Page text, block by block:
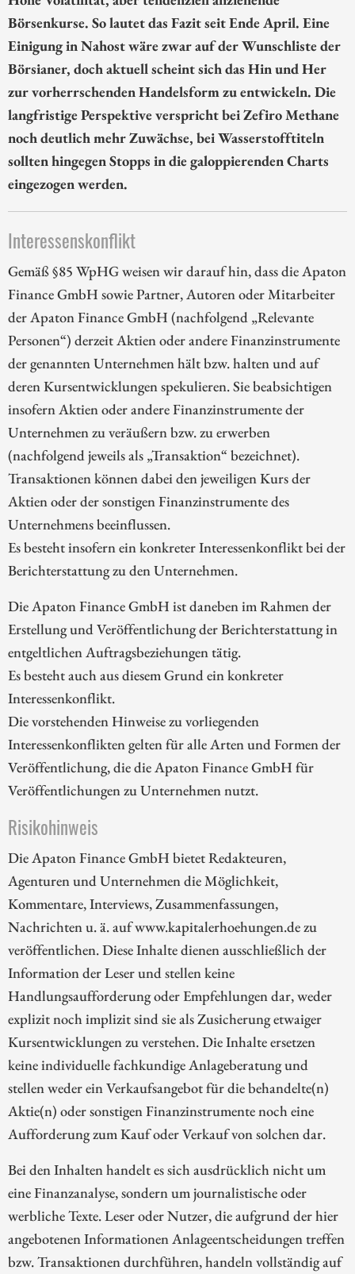
Börsenkurse. So lautet das Fazit seit Ende April. Eine
Einigung in Nahost wäre zwar auf der Wunschliste der
Börsianer, doch aktuell scheint sich das Hin und Her
zur vorherrschenden Handelsform zu entwickeln. Die
langfristige Perspektive verspricht bei Zefiro Methane
noch deutlich mehr Zuwächse, bei Wasserstofftiteln
sollten hingegen Stopps in die galoppierenden Charts
eingezogen werden.
Interessenskonflikt
Gemäß §85 WpHG weisen wir darauf hin, dass die Apaton
Finance GmbH sowie Partner, Autoren oder Mitarbeiter
der Apaton Finance GmbH (nachfolgend „Relevante
Personen“) derzeit Aktien oder andere Finanzinstrumente
der genannten Unternehmen hält bzw. halten und auf
deren Kursentwicklungen spekulieren. Sie beabsichtigen
insofern Aktien oder andere Finanzinstrumente der
Unternehmen zu veräußern bzw. zu erwerben
(nachfolgend jeweils als „Transaktion“ bezeichnet).
Transaktionen können dabei den jeweiligen Kurs der
Aktien oder der sonstigen Finanzinstrumente des
Unternehmens beeinflussen.
Es besteht insofern ein konkreter Interessenkonflikt bei der
Berichterstattung zu den Unternehmen.
Die Apaton Finance GmbH ist daneben im Rahmen der
Erstellung und Veröffentlichung der Berichterstattung in
entgeltlichen Auftragsbeziehungen tätig.
Es besteht auch aus diesem Grund ein konkreter
Interessenkonflikt.
Die vorstehenden Hinweise zu vorliegenden
Interessenkonflikten gelten für alle Arten und Formen der
Veröffentlichung, die die Apaton Finance GmbH für
Veröffentlichungen zu Unternehmen nutzt.
Risikohinweis
Die Apaton Finance GmbH bietet Redakteuren,
Agenturen und Unternehmen die Möglichkeit,
Kommentare, Interviews, Zusammenfassungen,
Nachrichten u. ä. auf www.kapitalerhoehungen.de zu
veröffentlichen. Diese Inhalte dienen ausschließlich der
Information der Leser und stellen keine
Handlungsaufforderung oder Empfehlungen dar, weder
explizit noch implizit sind sie als Zusicherung etwaiger
Kursentwicklungen zu verstehen. Die Inhalte ersetzen
keine individuelle fachkundige Anlageberatung und
stellen weder ein Verkaufsangebot für die behandelte(n)
Aktie(n) oder sonstigen Finanzinstrumente noch eine
Aufforderung zum Kauf oder Verkauf von solchen dar.
Bei den Inhalten handelt es sich ausdrücklich nicht um
eine Finanzanalyse, sondern um journalistische oder
werbliche Texte. Leser oder Nutzer, die aufgrund der hier
angebotenen Informationen Anlageentscheidungen treffen
bzw. Transaktionen durchführen, handeln vollständig auf